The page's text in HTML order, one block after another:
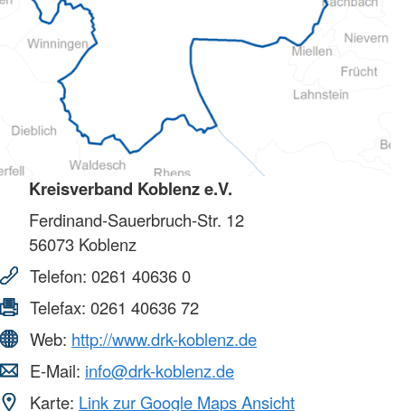
Kreisverband Koblenz e.V.
Ferdinand-Sauerbruch-Str. 12
56073 Koblenz
Telefon: 0261 40636 0
Telefax: 0261 40636 72
Web: http://www.drk-koblenz.de
E-Mail: info@drk-koblenz.de
Karte: Link zur Google Maps Ansicht